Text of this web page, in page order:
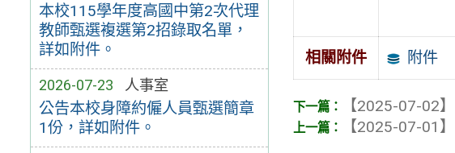
本校115學年度高國中第2次代理
教師甄選複選第2招錄取名單，
詳如附件。
2026-07-23 人事室
公告本校身障約僱人員甄選簡章
1份，詳如附件。
相關附件 附件
【2025-07-02】
【2025-07-01】